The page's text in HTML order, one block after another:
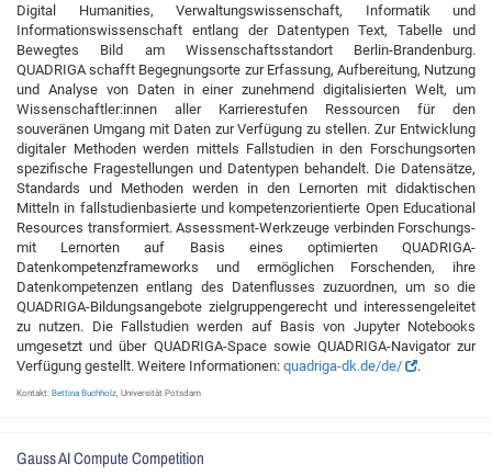
Digital Humanities, Verwaltungswissenschaft, Informatik und
Informationswissenschaft entlang der Datentypen Text, Tabelle und
Bewegtes Bild am Wissenschaftsstandort Berlin-Brandenburg.
QUADRIGA schafft Begegnungsorte zur Erfassung, Aufbereitung, Nutzung
und Analyse von Daten in einer zunehmend digitalisierten Welt, um
Wissenschaftler:innen aller Karrierestufen Ressourcen für den
souveränen Umgang mit Daten zur Verfügung zu stellen. Zur Entwicklung
digitaler Methoden werden mittels Fallstudien in den Forschungsorten
spezifische Fragestellungen und Datentypen behandelt. Die Datensätze,
Standards und Methoden werden in den Lernorten mit didaktischen
Mitteln in fallstudienbasierte und kompetenzorientierte Open Educational
Resources transformiert. Assessment-Werkzeuge verbinden Forschungs-
mit Lernorten auf Basis eines optimierten QUADRIGA-
Datenkompetenzframeworks und ermöglichen Forschenden, ihre
Datenkompetenzen entlang des Datenflusses zuzuordnen, um so die
QUADRIGA-Bildungsangebote zielgruppengerecht und interessengeleitet
zu nutzen. Die Fallstudien werden auf Basis von Jupyter Notebooks
umgesetzt und über QUADRIGA-Space sowie QUADRIGA-Navigator zur
Verfügung gestellt. Weitere Informationen: quadriga-dk.de/de/ .
Kontakt: Bettina Buchholz , Universität Potsdam
Gauss AI Compute Competition